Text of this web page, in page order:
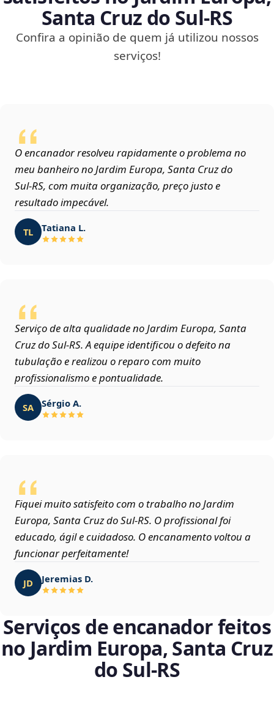
Santa Cruz do Sul‑RS
Confira a opinião de quem já utilizou nossos
serviços!
O encanador resolveu rapidamente o problema no
meu banheiro no Jardim Europa, Santa Cruz do
Sul‑RS, com muita organização, preço justo e
resultado impecável.
TL Tatiana L.
Serviço de alta qualidade no Jardim Europa, Santa
Cruz do Sul‑RS. A equipe identificou o defeito na
tubulação e realizou o reparo com muito
profissionalismo e pontualidade.
SA Sérgio A.
Fiquei muito satisfeito com o trabalho no Jardim
Europa, Santa Cruz do Sul‑RS. O profissional foi
educado, ágil e cuidadoso. O encanamento voltou a
funcionar perfeitamente!
JD Jeremias D.
Serviços de encanador feitos
no Jardim Europa, Santa Cruz
do Sul‑RS